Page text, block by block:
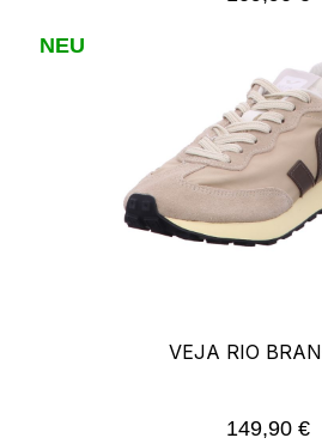
NEU
VEJA RIO
Regulärer
149,90 €